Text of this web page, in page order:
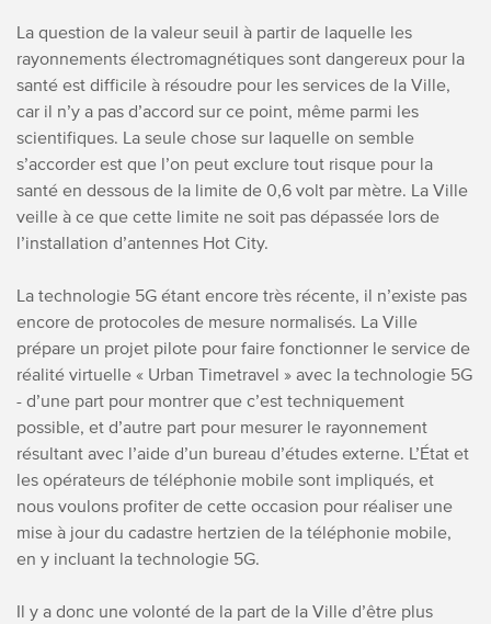
La question de la valeur seuil à partir de laquelle les
rayonnements électromagnétiques sont dangereux pour la
santé est difficile à résoudre pour les services de la Ville,
car il n’y a pas d’accord sur ce point, même parmi les
scientifiques. La seule chose sur laquelle on semble
s’accorder est que l’on peut exclure tout risque pour la
santé en dessous de la limite de 0,6 volt par mètre. La Ville
veille à ce que cette limite ne soit pas dépassée lors de
l’installation d’antennes Hot City.
La technologie 5G étant encore très récente, il n’existe pas
encore de protocoles de mesure normalisés. La Ville
prépare un projet pilote pour faire fonctionner le service de
réalité virtuelle « Urban Timetravel » avec la technologie 5G
- d’une part pour montrer que c’est techniquement
possible, et d’autre part pour mesurer le rayonnement
résultant avec l’aide d’un bureau d’études externe. L’État et
les opérateurs de téléphonie mobile sont impliqués, et
nous voulons profiter de cette occasion pour réaliser une
mise à jour du cadastre hertzien de la téléphonie mobile,
en y incluant la technologie 5G.
Il y a donc une volonté de la part de la Ville d’être plus